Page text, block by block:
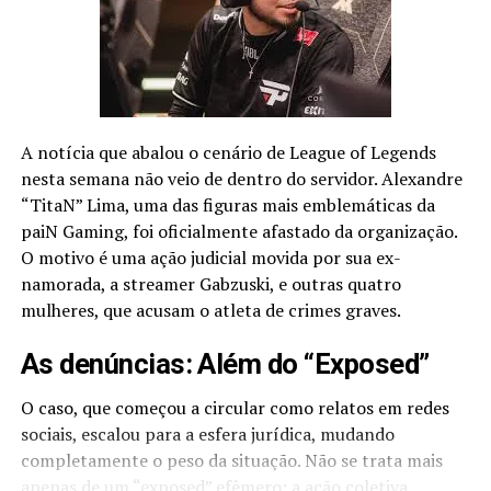
opções de horários serão disponibilizadas. A Riot Games
divulgará o calendário das competições sempre com um
mês de antecedência.
Para mais detalhes e inscrição acesse:
https://jogajunto.br.leagueoflegends.com/
Para criar seu time
acesse:https://jogajunto.br.leagueoflegends.com/teams
Comments
comments
Matérias relacionadas
A notícia que abalou o cenário de League of Legends
nesta semana não veio de dentro do servidor. Alexandre
“TitaN” Lima, uma das figuras mais emblemáticas da
paiN Gaming, foi oficialmente afastado da organização.
O motivo é uma ação judicial movida por sua ex-
namorada, a streamer Gabzuski, e outras quatro
mulheres, que acusam o atleta de crimes graves.
As denúncias: Além do “Exposed”
O caso, que começou a circular como relatos em redes
sociais, escalou para a esfera jurídica, mudando
completamente o peso da situação. Não se trata mais